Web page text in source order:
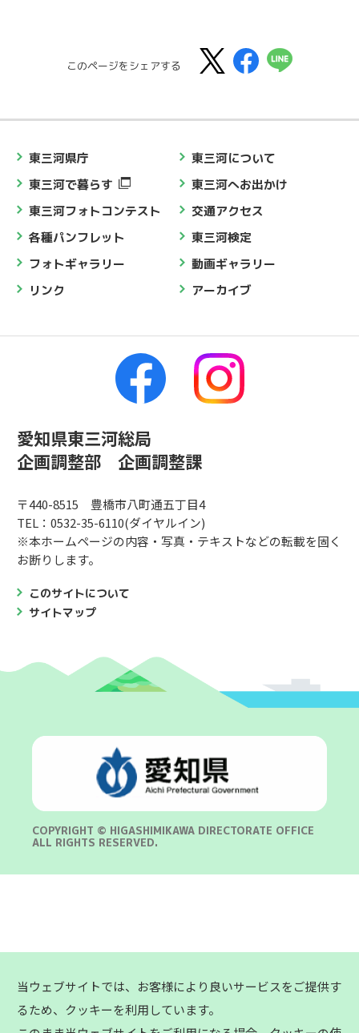
このページをシェアする
東三河県庁
東三河について
東三河で暮らす
東三河へお出かけ
東三河フォトコンテスト
交通アクセス
各種パンフレット
東三河検定
フォトギャラリー
動画ギャラリー
リンク
アーカイブ
愛知県東三河総局
企画調整部 企画調整課
〒440-8515 豊橋市八町通五丁目4
TEL：0532-35-6110(ダイヤルイン)
※本ホームページの内容・写真・テキストなどの転載を固く
お断りします。
このサイトについて
サイトマップ
COPYRIGHT © HIGASHIMIKAWA DIRECTORATE OFFICE
ALL RIGHTS RESERVED.
当ウェブサイトでは、お客様により良いサービスをご提供す
るため、クッキーを利用しています。